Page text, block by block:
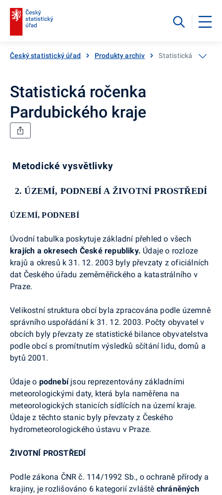
Český statistický úřad Produkty archiv Statistická ročenka
Statistická ročenka
Pardubického kraje
Metodické vysvětlivky
2. ÚZEMÍ, PODNEBÍ A ŽIVOTNÍ PROSTŘEDÍ
ÚZEMÍ, PODNEBÍ
Úvodní tabulka poskytuje základní přehled o všech
krajích a okresech České republiky. Údaje o rozloze
krajů a okresů k 31. 12. 2003 byly převzaty z oficiálních
dat Českého úřadu zeměměřického a katastrálního v
Praze.
Velikostní struktura obcí byla zpracována podle územně
správního uspořádání k 31. 12. 2003. Počty obyvatel v
obcích byly převzaty ze statistické bilance obyvatelstva
podle obcí s promítnutím výsledků sčítání lidu, domů a
bytů 2001.
Údaje o podnebíjsou reprezentovány základními
meteorologickými daty, která byla naměřena na
meteorologických stanicích sídlících na území kraje.
Údaje z těchto stanic byly převzaty z Českého
hydrometeorologického ústavu v Praze.
ŽIVOTNÍ PROSTŘEDÍ
Podle zákona ČNR č. 114/1992 Sb., o ochraně přírody a
krajiny, je rozlišováno 6 kategorií zvláště chráněných